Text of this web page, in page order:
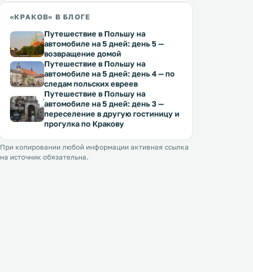
«КРАКОВ» В БЛОГЕ
Путешествие в Польшу на
автомобиле на 5 дней: день 5 —
возвращение домой
Путешествие в Польшу на
автомобиле на 5 дней: день 4 — по
следам польских евреев
Путешествие в Польшу на
автомобиле на 5 дней: день 3 —
переселение в другую гостиницу и
прогулка по Кракову
При копировании любой информации активная ссылка
на источник обязательна.